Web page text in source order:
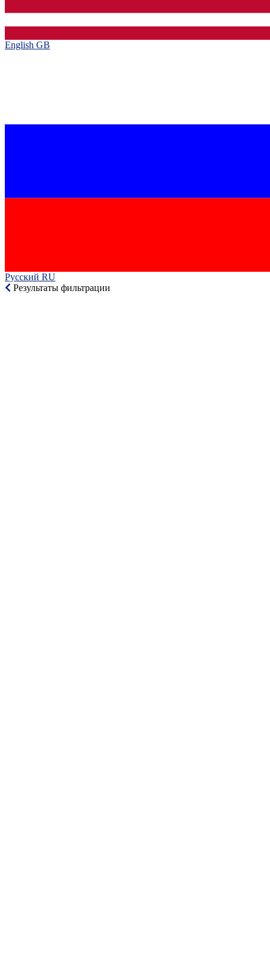
English GB‎
Русский RU‎
Результаты фильтрации